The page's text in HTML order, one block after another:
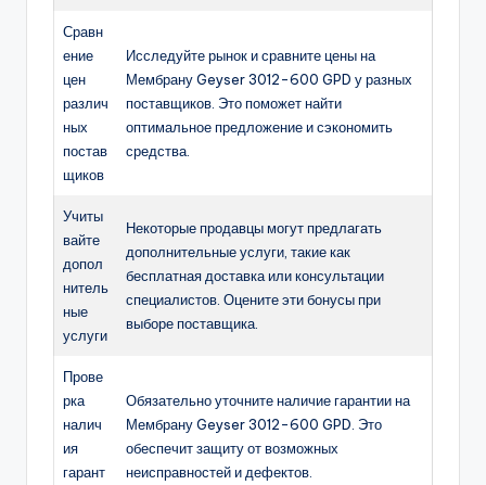
Сравн
ение
цен
различ
ных
постав
щиков
Исследуйте рынок и сравните цены на
Мембрану Geyser 3012-600 GPD у разных
поставщиков. Это поможет найти
оптимальное предложение и сэкономить
средства.
Учиты
вайте
допол
нитель
ные
услуги
Некоторые продавцы могут предлагать
дополнительные услуги, такие как
бесплатная доставка или консультации
специалистов. Оцените эти бонусы при
выборе поставщика.
Прове
рка
налич
ия
гарант
Обязательно уточните наличие гарантии на
Мембрану Geyser 3012-600 GPD. Это
обеспечит защиту от возможных
неисправностей и дефектов.